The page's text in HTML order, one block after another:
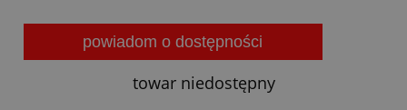
powiadom o dostępności
towar niedostępny